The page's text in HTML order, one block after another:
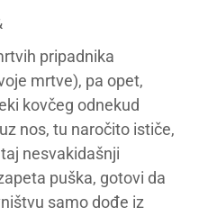
pripadnika
mrtve), pa opet,
kovčeg odnekud
nos, tu naročito ističe,
nesvakidašnji
puška, gotovi da
samo dođe iz